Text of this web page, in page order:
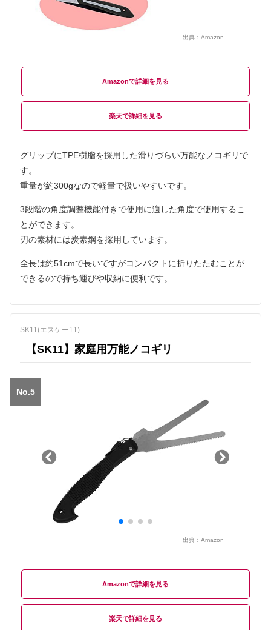
出典： Amazon
Amazon
楽天
グリップにTPE樹脂を採用した滑りづらい万能なノコギリで
す。
重量が約300gなので軽量で扱いやすいです。
3段階の角度調整機能付きで使用に適した角度で使用するこ
とができます。
刃の素材には炭素鋼を採用しています。
全長は約51cmで長いですがコンパクトに折りたたむことが
できるので持ち運びや収納に便利です。
SK11(エスケー11)
【SK11】家庭用万能ノコギリ
No.5
出典： Amazon
Amazon
楽天